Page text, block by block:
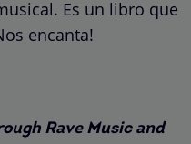
Es un libro que
encanta!
Rave Music and